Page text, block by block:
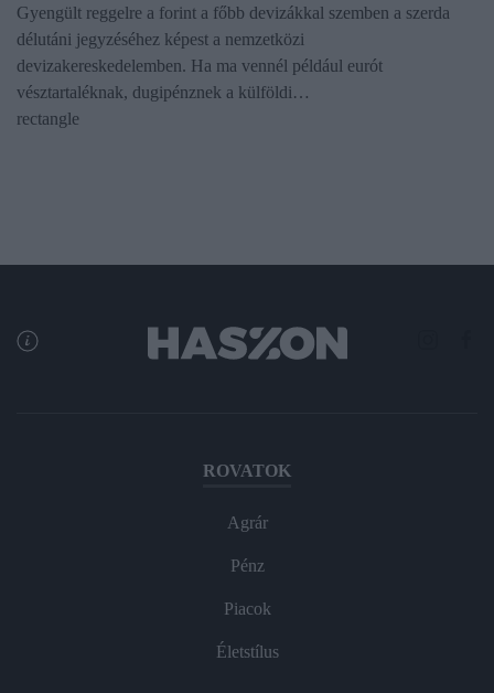
Gyengült reggelre a forint a főbb devizákkal szemben a szerda
délutáni jegyzéséhez képest a nemzetközi
devizakereskedelemben. Ha ma vennél például eurót
vésztartaléknak, dugipénznek a külföldi…
rectangle
ROVATOK
Agrár
Pénz
Piacok
Életstílus